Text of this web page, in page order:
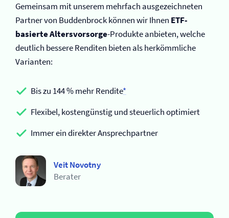
Gemeinsam mit unserem mehrfach ausgezeichneten
Partner von Buddenbrock können wir Ihnen ETF-
basierte Altersvorsorge-Produkte anbieten, welche
deutlich bessere Renditen bieten als herkömmliche
Varianten:
Bis zu 144 % mehr Rendite*
Flexibel, kostengünstig und steuerlich optimiert
Immer ein direkter Ansprechpartner
Veit Novotny
Berater